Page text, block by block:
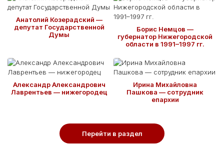
Анатолий Козерадский —
депутат Государственной
Думы
Борис Немцов —
губернатор Нижегородской
области в 1991–1997 гг.
Александр Александрович
Лаврентьев — нижегородец
Ирина Михайловна
Пашкова — сотрудник
епархии
Перейти в раздел